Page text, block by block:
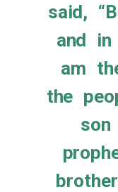
said,
and
am
the